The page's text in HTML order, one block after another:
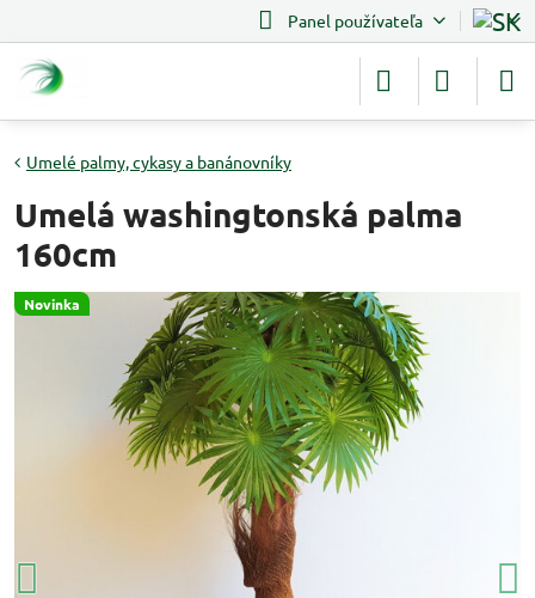
Panel používateľa
Novinka
Umelé palmy, cykasy a banánovníky
Umelá washingtonská palma
160cm